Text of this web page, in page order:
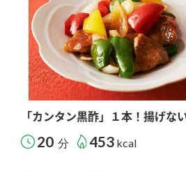
「カンタン黒酢」１本！揚げな
20 分 453 kcal